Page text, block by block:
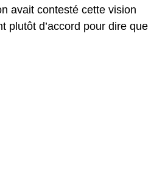
avait contesté cette vision
plutôt d’accord pour dire que